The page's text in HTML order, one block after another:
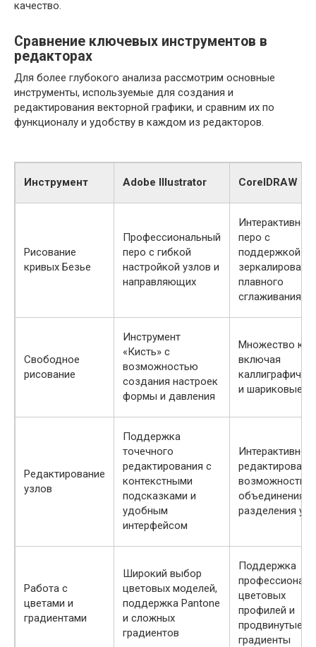
качество.
Сравнение ключевых инструментов в
редакторах
Для более глубокого анализа рассмотрим основные
инструменты, используемые для создания и
редактирования векторной графики, и сравним их по
функционалу и удобству в каждом из редакторов.
Инструмент Adobe Illustrator CorelDRAW
Рисование
кривых Безье
Профессиональный
перо с гибкой
настройкой узлов и
направляющих
Интерактивное
перо с
поддержкой
плавного
сглаживания
Свободное
рисование
Инструмент
«Кисть» с
возможностью
создания настроек
формы и давления
Множество
включая
и шариковые
Редактирование
узлов
Поддержка
точечного
редактирования с
контекстными
подсказками и
удобным
интерфейсом
Интерактивное
возможностью
объединения и
разделения
Работа с
цветами и
градиентами
Широкий выбор
цветовых моделей,
поддержка Pantone
и сложных
градиентов
Поддержка
цветовых
профилей и
продвинутые
градиенты